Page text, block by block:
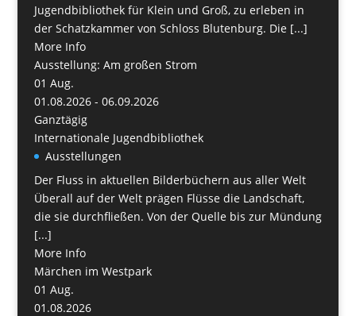
Jugendbibliothek für Klein und Groß, zu erleben in
der Schatzkammer von Schloss Blutenburg. Die [...]
More Info
Ausstellung: Am großen Strom
01 Aug.
01.08.2026 - 06.09.2026
Ganztägig
Internationale Jugendbibliothek
Ausstellungen
Der Fluss in aktuellen Bilderbüchern aus aller Welt
Überall auf der Welt prägen Flüsse die Landschaft,
die sie durchfließen. Von der Quelle bis zur Mündung
[...]
More Info
Märchen im Westpark
01 Aug.
01.08.2026